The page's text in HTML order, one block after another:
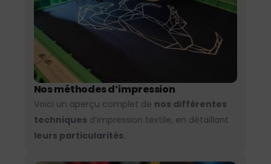
Nos méthodes d’impression
Voici un aperçu complet de nos différentes
techniques d’impression textile, en détaillant
leurs particularités.